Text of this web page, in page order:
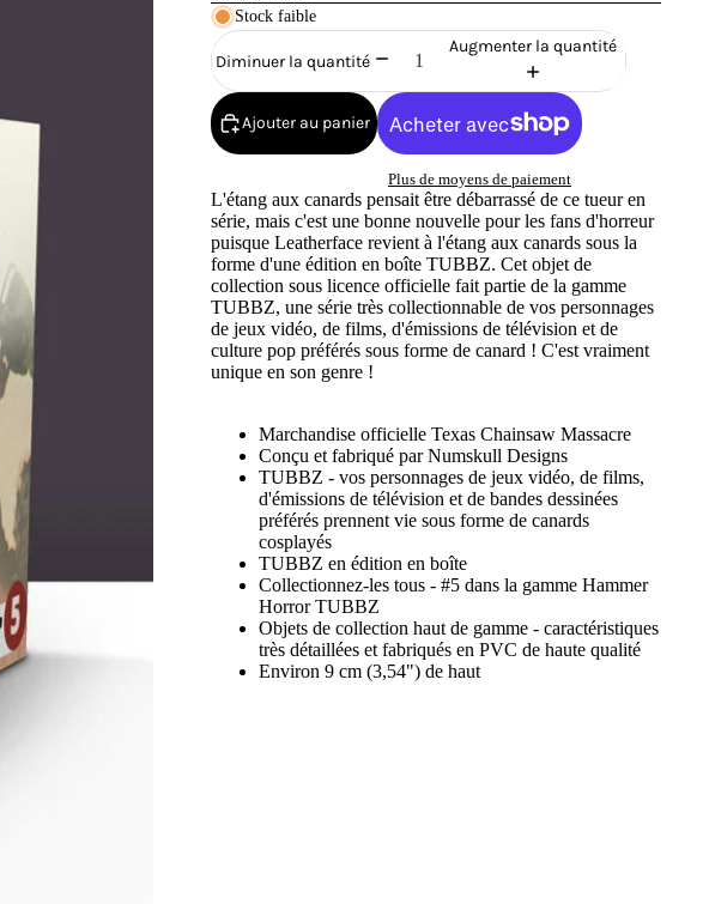
Stock faible
Diminuer la quantité
Augmenter la quantité
Ajouter au panier
Plus de moyens de paiement
L'étang aux canards pensait être débarrassé de ce tueur en
série, mais c'est une bonne nouvelle pour les fans d'horreur
puisque Leatherface revient à l'étang aux canards sous la
forme d'une édition en boîte TUBBZ. Cet objet de
collection sous licence officielle fait partie de la gamme
TUBBZ, une série très collectionnable de vos personnages
de jeux vidéo, de films, d'émissions de télévision et de
culture pop préférés sous forme de canard ! C'est vraiment
unique en son genre !
Marchandise officielle Texas Chainsaw Massacre
Conçu et fabriqué par Numskull Designs
TUBBZ - vos personnages de jeux vidéo, de films,
d'émissions de télévision et de bandes dessinées
préférés prennent vie sous forme de canards
cosplayés
TUBBZ en édition en boîte
Collectionnez-les tous - #5 dans la gamme Hammer
Horror TUBBZ
Objets de collection haut de gamme - caractéristiques
très détaillées et fabriqués en PVC de haute qualité
Environ 9 cm (3,54") de haut